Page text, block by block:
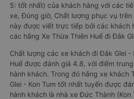
5: tốt nhất) của khách hàng với các
xe, Đúng giờ, Chất lượng phục vụ trên
này được viết trực tiếp bởi các khách
các hãng Xe Thừa Thiên Huế đi Đắk
Chất lượng các xe khách đi Đắk Glei -
Huế được đánh giá 4.8, với điểm
hành khách. Trong đó hãng xe khách
Glei - Kon Tum tốt nhất tuyến được
hành khách là nhà xe Đức Thành (Kon